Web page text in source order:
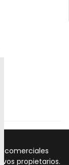
comerciales
propietarios.